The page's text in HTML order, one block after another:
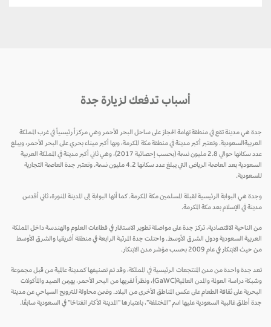
أسباب تدفعك لزيارة جدة
جدة هي مدينة تقع في منطقة تهامة الحجاز على ساحل البحر الأحمر وهي مركزاً رئيسياً في غرب المملكة
العربيةالسعودية. وتعتبر أكبر مدينة في منطقة مكة المكرمة، وبها أكبر ميناء بحري على البحر الأحمر، ويبلغ
عدد سكانها حوالي 2.8 مليون نسمة (بحسب إحصائية 2017)، وهي ثاني أكبر مدينة في المملكة العربية
السعودية بعد العاصمة الرياض التي يبلغ عدد سكانها 4.2 مليون نسمة. وتعتبر جدة العاصمة التجارية
للسعودية.
وجدة هي البوابة الرئيسية لقبلة المسلمين مكة المكرمة. كما أنها البوابة إلى المدينة المنورة، ثاني أقدس
مدينة في الإسلام بعد مكة المكرمة.
من الناحية الاقتصادية، تركز جدة على مواصلة تطوير الاستثمار في قطاعات العلوم والهندسة داخل المملكة
العربية السعودية ودول الشرق الأوسط. واحتلت جدة المرتبة الرابعة في منطقة أفريقيا والشرق الأوسط
من حيث الابتكار في عام 2009 بحسب مؤشر مدن الابتكار.
تعد جدة واحدة من مدن المنتجعات الرئيسية في المملكة، وقد تم تصنيفها كمدينة عالمية من قبل مجموعة
وشبكة دراسة العولمة والمدن العالمية(GaWC)، ونظراً لقربها من البحر الأحمر، يهيمن الصيد والمأكولات
البحرية على ثقافة الطعام على عكس المناطق الأخرى من البلاد. وضمن محاولة للترويج السياحي عن مدينة
جدة أطلق غالبية السعودية عليها اسم "المختلفة"، باعتبارها "المدينة الأكثر انفتاحًا" في السعودية سابقًا.